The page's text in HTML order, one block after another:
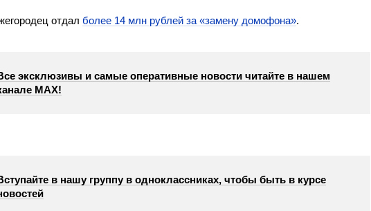
отдал более 14 млн рублей за «замену домофона».
эксклюзивы и самые оперативные новости читайте в нашем
МАХ!
в нашу группу в одноклассниках, чтобы быть в курсе